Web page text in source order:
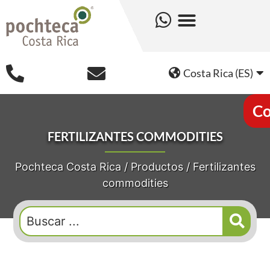
Costa Rica (ES)
FERTILIZANTES COMMODITIES
Pochteca Costa Rica/ Productos/ Fertilizantes
commodities